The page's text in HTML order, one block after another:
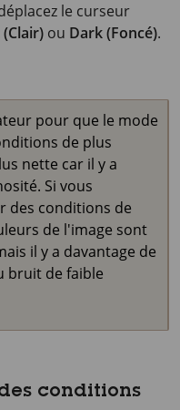
le curseur
ou Dark (Foncé).
pour que le mode
de plus
nette car il y a
Si vous
des conditions de
de l'image sont
il y a davantage de
bruit de faible
conditions